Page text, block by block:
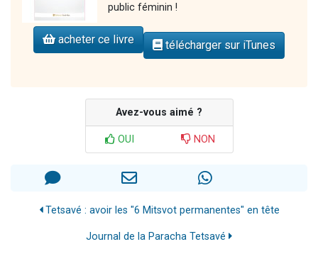
public féminin !
acheter ce livre télécharger sur iTunes
Avez-vous aimé ?
OUI NON
Tetsavé : avoir les "6 Mitsvot permanentes" en tête
Journal de la Paracha Tetsavé